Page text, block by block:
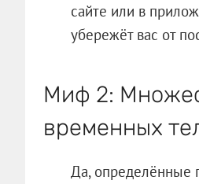
сайте или в
убережёт вас от
Миф 2:
временных
Да, определённые